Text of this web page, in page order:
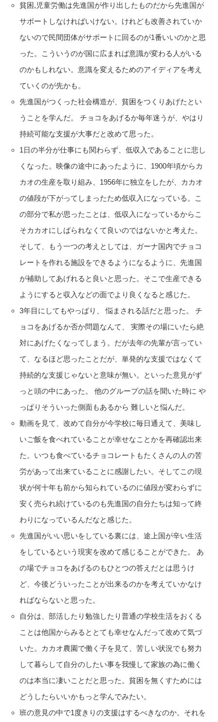
貧困,児童労働は先進国が作り出したものだから先進国が
サポートしなければいけない。けれども改善されていか
ないので民間団体がサポートに回るのが1番いいのかと思
った。こういうのが国に広まれば意識が変わる人がいる
のかもしれない。意識を変えるためのアイディアを考え
ていくのが先かも。
先進国がつくった社会構造が、貧困をつくりあげたとい
うことを学んだ。 チョコをあげるか毎年迷うが、やはり
持続可能な支援が大事だと改めて思った。
1日の半分が仕事にも関わらず、低収入であることに悲し
くなった。映像の途中にあったように、1900年頃からカ
カオの生産を取り組み、1956年に独立をしたが、カカオ
の値段が下がってしまったため低収入になっている。こ
の部分で私が思ったことは、低収入になっているからこ
そカカオにしばられなくて良いのではないかと考えた。
そして、もう一つの考えとしては、ガーナ国内でチョコ
レートを作れる施設をできるようになるように、先進国
が補助してあげれると良いと思った。そこで生産できる
ようにすると収入などの面でより良くなると感じた。
3年目にしてもやっぱり、 悩まされる話だと思った。 チ
ョコをあげるか否か問題なんて、 実際その場にいたら絶
対にあげたくなってしまう。だが去年の先輩が言ってい
て、なるほど思ったことだが、単発的な支援ではなくて
持続的な支援じゃないと意味が無い。といった意見がず
っと頭の中にあった。 他のグループの話を聞いた時に や
っぱりそういった側面もあるから 難しいと悩んだ。
動画を見て、改めて自分が今学校に毎日通えて、美味し
いご飯を食べれていることが幸せなことかを再確認出来
た。いつも食べているチョコレートもたくさんの人の苦
労があって出来ていることに感謝したい。そしてこの現
状が何十年も前から知られているのに値段が変わらずに
安く売られ続けているのも先進国の自分たちは知って終
わりになっているんだなと感じた。
先進国がいい思いをしている裏には、途上国が辛い生活
をしているという現実を改めて感じることができた。 あ
の場でチョコをあげるのもひとつの答えだとは思うけ
ど、今後どういったことが出来るのかを考えていかなけ
ればならないと思った。
自分は、部活したり勉強したり普通の学校生活をおくる
ことは他国からみるととても幸せなんだって改めて気づ
いた。カカオ農園で働く子を見て、苦しい状況でも努力
して暮らして自分のしたい事を我慢して家族の為に働く
のは本当に凄いことだと思った。貧困を無くすためには
どうしたらいいかもっと学んでみたい。
班の意見の中で1度きりの支援はするべきなのか。それを